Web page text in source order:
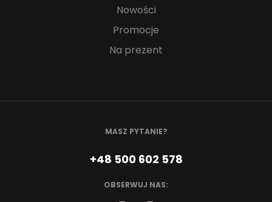
Nowości
Promocje
Na prezent
MASZ PYTANIE?
+48 500 602 578
OBSERWUJ NAS: